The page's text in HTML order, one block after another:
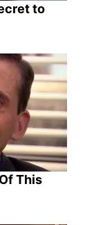
to
This